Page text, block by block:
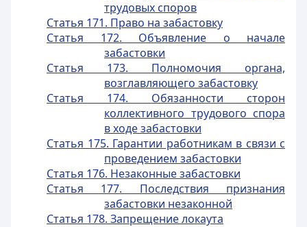
трудовых споров
Статья 171. Право на забастовку
Статья 172. Объявление о начале
забастовки
Статья 173. Полномочия органа,
возглавляющего забастовку
Статья 174. Обязанности сторон
коллективного трудового спора
в ходе забастовки
Статья 175. Гарантии работникам в связи с
проведением забастовки
Статья 176. Незаконные забастовки
Статья 177. Последствия признания
забастовки незаконной
Статья 178. Запрещение локаута